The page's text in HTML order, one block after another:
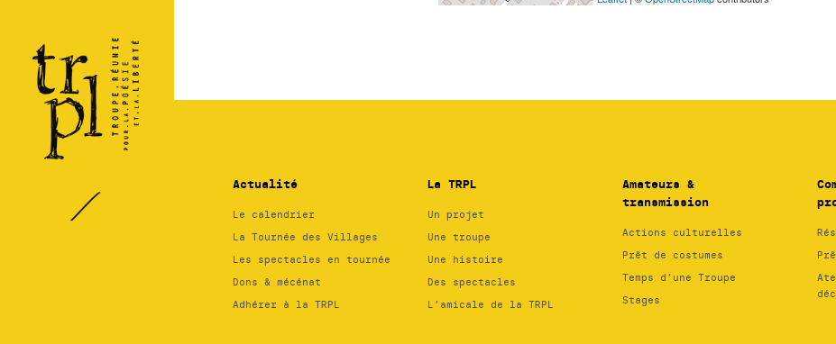
des
Pays de
la
Loire
Actualité
Le calendrier
La Tournée des Villages
Les spectacles en tournée
Dons & mécénat
Adhérer à la TRPL
La TRPL
Un projet
Une troupe
Une histoire
Des spectacles
L’amicale de la TRPL
Amateurs &
transmission
Actions culturelles
Prêt de costumes
Temps d’une Troupe
Stages